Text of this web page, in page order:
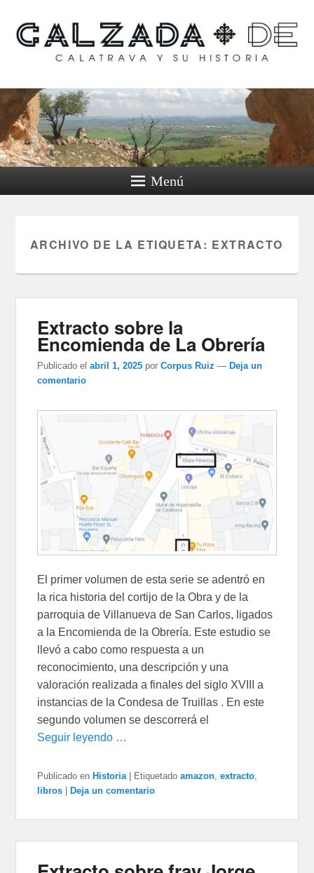
Calzada de Calatrava y
su historia
Menú
ARCHIVO DE LA ETIQUETA: EXTRACTO
Extracto sobre la
Encomienda de La Obrería
Publicado el abril 1, 2025 porCorpus Ruiz — Deja un
comentario
El primer volumen de esta serie se adentró en
la rica historia del cortijo de la Obra y de la
parroquia de Villanueva de San Carlos, ligados
a la Encomienda de la Obrería. Este estudio se
llevó a cabo como respuesta a un
reconocimiento, una descripción y una
valoración realizada a finales del siglo XVIII a
instancias de la Condesa de Truillas . En este
segundo volumen se descorrerá el
Seguir leyendo …
Publicado en Historia | Etiquetado amazon ,extracto
libros |Deja un comentario